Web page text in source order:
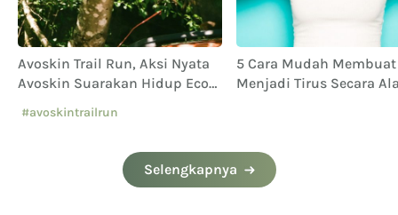
Avoskin Trail Run, Aksi Nyata
Avoskin Suarakan Hidup Eco
#avoskintrailrun
5 Cara Mudah
Menjadi Tirus Secara
Selengkapnya